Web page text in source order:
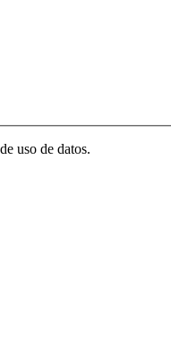
de uso de datos.